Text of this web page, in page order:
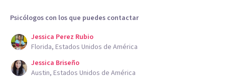
Psicólogos con los que puedes contactar
Jessica Perez Rubio
Florida, Estados Unidos de América
Jessica Briseño
Austin, Estados Unidos de América